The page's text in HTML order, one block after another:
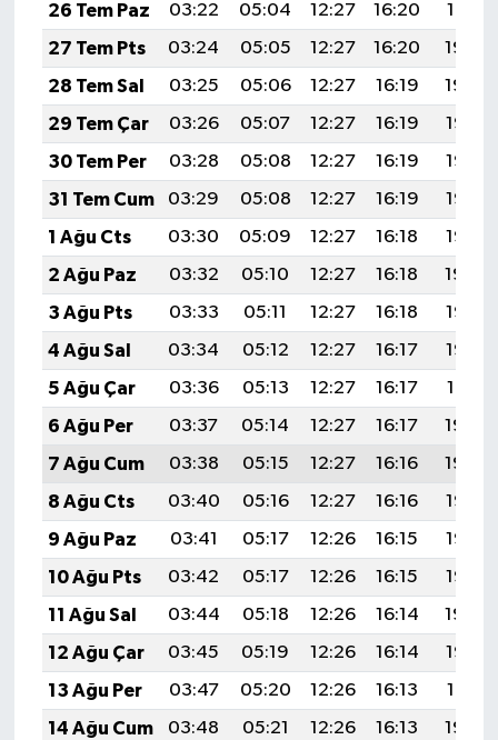
26 Tem Paz
03:22 05:04 12:27 16:20
19:41
27 Tem Pts
03:24 05:05 12:27 16:20
19:40
28 Tem Sal
03:25 05:06 12:27 16:19
19:39
29 Tem Çar
03:26 05:07 12:27 16:19
19:38
30 Tem Per
03:28 05:08 12:27 16:19
19:37
31 Tem Cum
03:29 05:08 12:27 16:19
19:36
1 Ağu Cts
03:30 05:09 12:27 16:18
19:35
2 Ağu Paz
03:32 05:10 12:27 16:18
19:34
3 Ağu Pts
03:33 05:11 12:27 16:18
19:33
4 Ağu Sal
03:34 05:12 12:27 16:17
19:32
5 Ağu Çar
03:36 05:13 12:27 16:17
19:31
6 Ağu Per
03:37 05:14 12:27 16:17
19:30
7 Ağu Cum
03:38 05:15 12:27 16:16
19:29
8 Ağu Cts
03:40 05:16 12:27 16:16
19:27
9 Ağu Paz
03:41 05:17 12:26 16:15
19:26
10 Ağu Pts
03:42 05:17 12:26 16:15
19:25
11 Ağu Sal
03:44 05:18 12:26 16:14
19:24
12 Ağu Çar
03:45 05:19 12:26 16:14
19:23
13 Ağu Per
03:47 05:20 12:26 16:13
19:21
14 Ağu Cum
03:48 05:21 12:26 16:13
19:20